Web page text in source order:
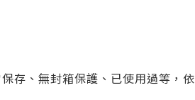
存、無封箱保護、已使用過等，